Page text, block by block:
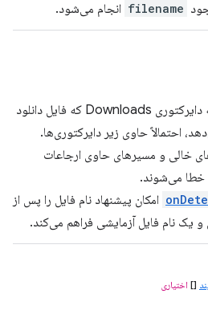
filename انجام می‌شود.
یک مسیر فایل نسبت به دایرکتوری Downloads که فایل دانلود
احتمالاً حاوی زیر دایرکتوری‌ها.
خالی و مسیرهای حاوی ارجاعات
خطا می‌شوند.
امکان پیشنهاد نام فایل را پس از
[] اختیاری